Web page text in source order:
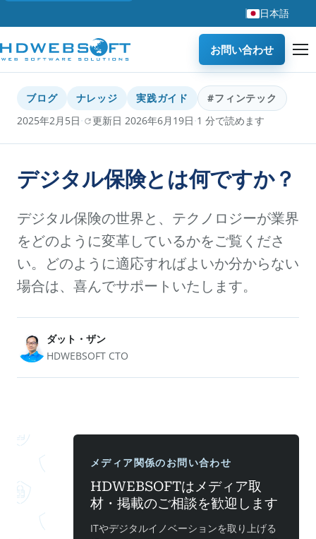
日本語
お問い合わせ
ブログ ナレッジ 実践ガイド
#フィンテック
2025年2月5日· 更新日 2026年6月19日·1 分で読めます
デジタル保険とは何ですか？
デジタル保険の世界と、テクノロジーが業界
をどのように変革しているかをご覧くださ
い。どのように適応すればよいか分からない
場合は、喜んでサポートいたします。
ダット・ザン
HDWEBSOFT CTO
メディア関係のお問い合わせ
HDWEBSOFTはメディア取
材・掲載のご相談を歓迎します
ITやデジタルイノベーションを取り上げる